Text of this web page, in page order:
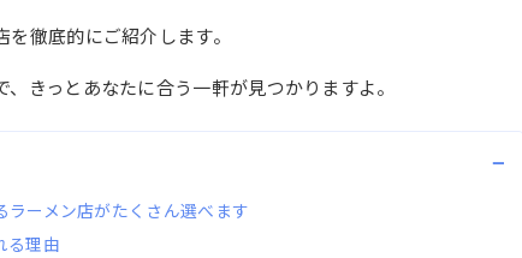
徹底的にご紹介します。
きっとあなたに合う一軒が見つかりますよ。
−
ーメン店がたくさん選べます
る理由